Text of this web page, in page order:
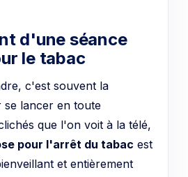
d'une séance
le tabac
c'est souvent la
se lancer en toute
que l'on voit à la télé,
pour l'arrêt du tabac est
et entièrement